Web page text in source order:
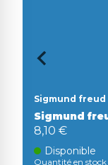
Sigmund freud
Sigmund
8,10 €
Disponible
Quantité en stock